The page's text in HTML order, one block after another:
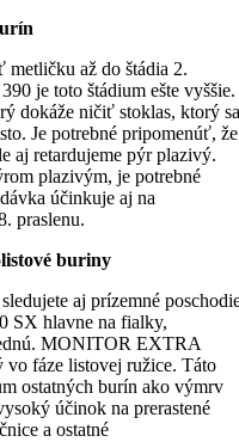
až do štádia 2.
je toto štádium ešte vyššie.
dokáže ničiť stoklas, ktorý sa
Je potrebné pripomenúť, že
aj retardujeme pýr plazivý.
plazivým, je potrebné
účinkuje aj na
praslenu.
buriny
aj prízemné
SX hlavne na fialky,
MONITOR EXTRA
fáze listovej ružice. Táto
ostatných burín ako výmrv
účinok na prerastené
a ostatné